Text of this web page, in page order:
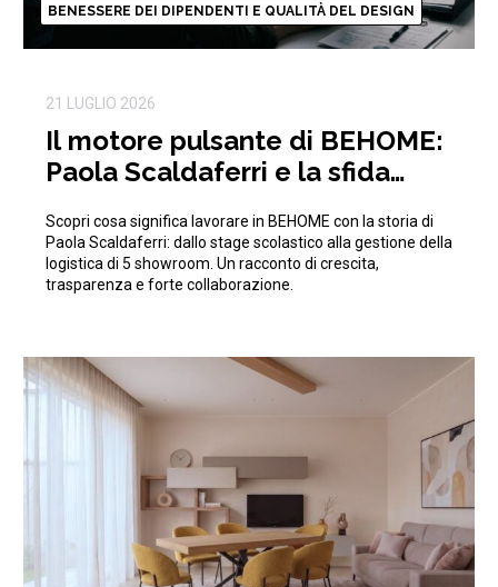
BENESSERE DEI DIPENDENTI E QUALITÀ DEL DESIGN
21 LUGLIO 2026
Il motore pulsante di BEHOME:
Paola Scaldaferri e la sfida
Scopri cosa significa lavorare in BEHOME con la storia di
Paola Scaldaferri: dallo stage scolastico alla gestione della
logistica di 5 showroom. Un racconto di crescita,
trasparenza e forte collaborazione.